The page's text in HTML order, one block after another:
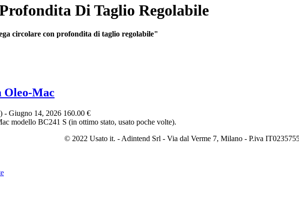
Di Taglio Regolabile
circolare con profondita di taglio regolabile"
Oleo-Mac
- Giugno 14, 2026 160.00 €
modello BC241 S (in ottimo stato, usato poche volte).
© 2022 Usato it. - Adintend Srl - Via dal Verme 7, Milano - P.iva